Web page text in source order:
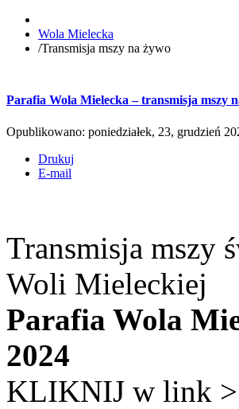
Wola Mielecka
/Transmisja mszy na żywo
Parafia Wola Mielecka – transmisja mszy
Opublikowano: poniedziałek, 23, grudzień
Drukuj
E-mail
Transmisja mszy
Woli Mieleckiej
Parafia Wola
2024
KLIKNIJ w link